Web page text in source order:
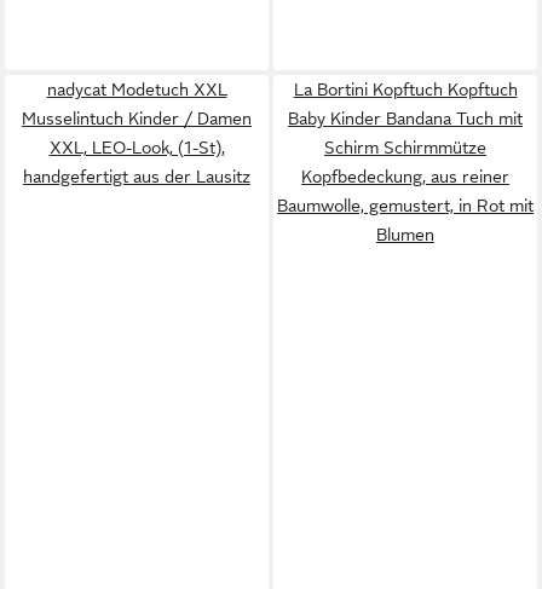
nadycat Modetuch XXL
Musselintuch Kinder / Damen
XXL, LEO-Look, (1-St),
handgefertigt aus der Lausitz
La Bortini Kopftuch Kopftuch
Baby Kinder Bandana Tuch mit
Schirm Schirmmütze
Kopfbedeckung, aus reiner
Baumwolle, gemustert, in Rot mit
Blumen